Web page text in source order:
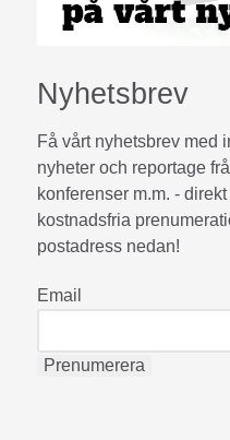
Nyhetsbrev
Få vårt nyhetsbrev med
nyheter och reportage
konferenser m.m. -
kostnadsfria
postadress nedan!
Email